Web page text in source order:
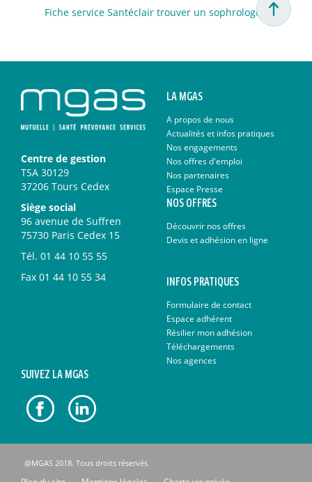
Fiche service Santéclair trouver un sophrologue
Centre de gestion
TSA 30129
37206 Tours Cedex
Siège social
96 avenue de Suffren
75730 Paris Cedex 15
Tél. 01 44 10 55 55
Fax 01 44 10 55 34
LA MGAS
A propos de nous
Actualités et infos pratiques
Nos engagements
Nos offres d'emploi
Nos partenaires
Espace Presse
NOS OFFRES
Découvrir nos offres
Devis et adhésion en ligne
INFOS PRATIQUES
Formulaire de contact
Espace adhérent
Résilier mon adhésion
Téléchargements
Nos agences
SUIVEZ LA MGAS
@MGAS 2018. Tous droits réservés